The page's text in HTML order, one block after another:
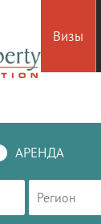
Визы
АРЕНДА
Регион